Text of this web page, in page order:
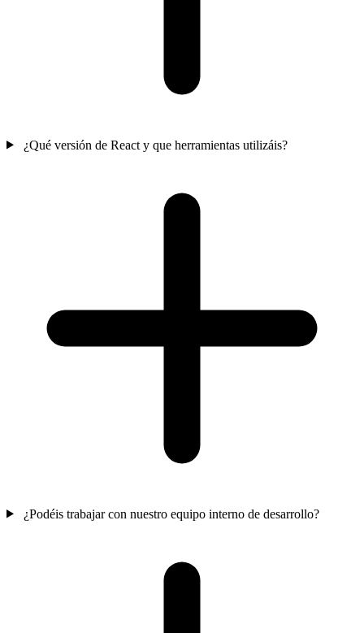
¿Qué versión de React y que herramientas utilizáis?
¿Podéis trabajar con nuestro equipo interno de desarrollo?